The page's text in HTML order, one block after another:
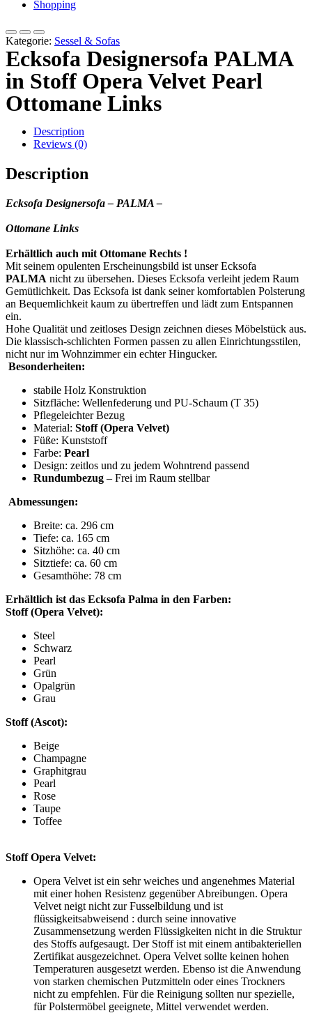
Shopping
Kategorie: Sessel & Sofas
Ecksofa Designersofa PALMA
in Stoff Opera Velvet Pearl
Ottomane Links
Description
Reviews (0)
Description
Ecksofa Designersofa– PALMA –
Ottomane Links
Erhältlich auch mit Ottomane Rechts !
Mit seinem opulenten Erscheinungsbild ist unser Ecksofa
PALMA nicht zu übersehen. Dieses Ecksofa verleiht jedem Raum
Gemütlichkeit. Das Ecksofa ist dank seiner komfortablen Polsterung
an Bequemlichkeit kaum zu übertreffen und lädt zum Entspannen
ein.
Hohe Qualität und zeitloses Design zeichnen dieses Möbelstück aus.
Die klassisch-schlichten Formen passen zu allen Einrichtungsstilen,
nicht nur im Wohnzimmer ein echter Hingucker.
Besonderheiten:
stabile Holz Konstruktion
Sitzfläche: Wellenfederung und PU-Schaum (T 35)
Pflegeleichter Bezug
Material: Stoff (Opera Velvet)
Füße: Kunststoff
Farbe: Pearl
Design: zeitlos und zu jedem Wohntrend passend
Rundumbezug – Frei im Raum stellbar
Abmessungen:
Breite: ca. 296 cm
Tiefe: ca. 165 cm
Sitzhöhe: ca. 40 cm
Sitztiefe: ca. 60 cm
Gesamthöhe: 78 cm
Erhältlich ist das Ecksofa Palma in den Farben:
Stoff (Opera Velvet):
Steel
Schwarz
Pearl
Grün
Opalgrün
Grau
Stoff (Ascot):
Beige
Champagne
Graphitgrau
Pearl
Rose
Taupe
Toffee
Stoff Opera Velvet:
Opera Velvet ist ein sehr weiches und angenehmes Material
mit einer hohen Resistenz gegenüber Abreibungen. Opera
Velvet neigt nicht zur Fusselbildung und ist
flüssigkeitsabweisend : durch seine innovative
Zusammensetzung werden Flüssigkeiten nicht in die Struktur
des Stoffs aufgesaugt. Der Stoff ist mit einem antibakteriellen
Zertifikat ausgezeichnet. Opera Velvet sollte keinen hohen
Temperaturen ausgesetzt werden. Ebenso ist die Anwendung
von starken chemischen Putzmitteln oder eines Trockners
nicht zu empfehlen. Für die Reinigung sollten nur spezielle,
für Polstermöbel geeignete, Mittel verwendet werden.